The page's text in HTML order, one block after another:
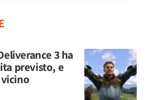
3 ha
previsto, e